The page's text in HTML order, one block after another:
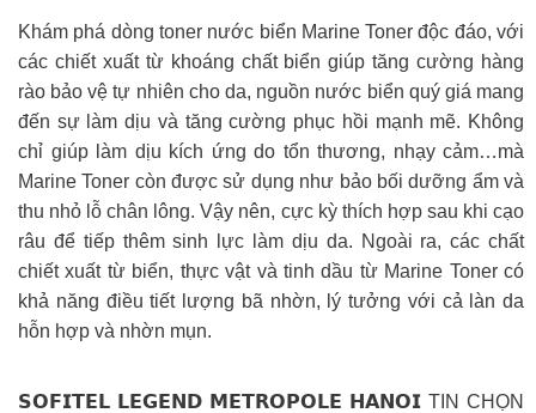
Khám phá dòng toner nước biển Marine Toner độc đáo, với
các chiết xuất từ khoáng chất biển giúp tăng cường hàng
rào bảo vệ tự nhiên cho da, nguồn nước biển quý giá mang
đến sự làm dịu và tăng cường phục hồi mạnh mẽ. Không
chỉ giúp làm dịu kích ứng do tổn thương, nhạy cảm…mà
Marine Toner còn được sử dụng như bảo bối dưỡng ẩm và
thu nhỏ lỗ chân lông. Vậy nên, cực kỳ thích hợp sau khi cạo
râu để tiếp thêm sinh lực làm dịu da. Ngoài ra, các chất
chiết xuất từ ​​biển, thực vật và tinh dầu từ Marine Toner có
khả năng điều tiết lượng bã nhờn, lý tưởng với cả làn da
hỗn hợp và nhờn mụn.
𝗦𝗢𝗙𝗜𝗧𝗘𝗟 𝗟𝗘𝗚𝗘𝗡𝗗 𝗠𝗘𝗧𝗥𝗢𝗣𝗢𝗟𝗘 𝗛𝗔𝗡𝗢𝗜 TIN CHỌN